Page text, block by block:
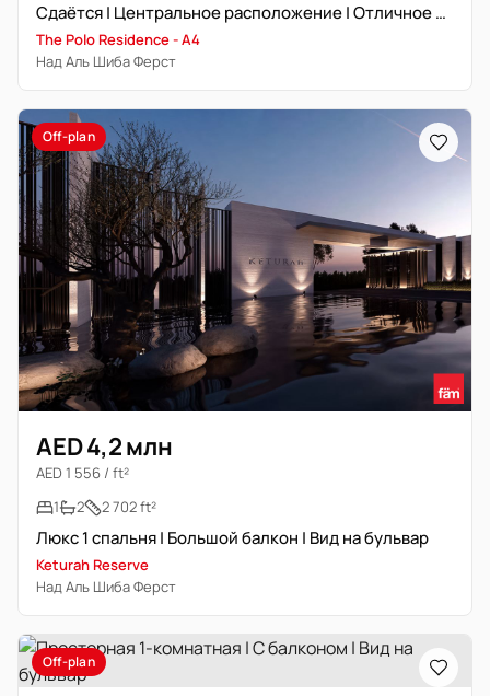
Сдаётся | Центральное расположение | Отличное состояние
The Polo Residence - A4
Над Аль Шиба Ферст
Off-plan
AED 4,2 млн
AED 1 556 / ft²
1
2 2 702 ft²
Люкс 1 спальня | Большой балкон | Вид на бульвар
Keturah Reserve
Над Аль Шиба Ферст
Off-plan